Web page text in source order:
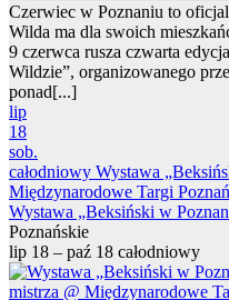
Czerwiec w Poznaniu to
Wilda ma dla swoich
9 czerwca rusza czwarta
Wildzie”, organizowanego
ponad[...]
lip
18
sob.
całodniowy Wystawa
Międzynarodowe Targi
Wystawa „Beksiński w
Poznańskie
lip 18 – paź 18 całodniowy